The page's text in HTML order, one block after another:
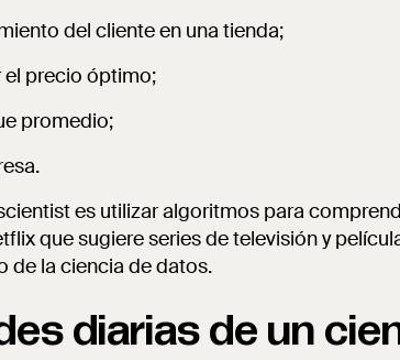
del cliente en una tienda;
precio óptimo;
promedio;
es utilizar algoritmos para
que sugiere series de televisión y
de la ciencia de datos.
diarias de un